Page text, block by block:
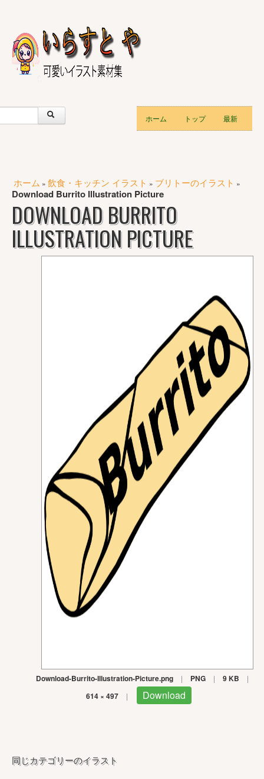
ホーム トップ 最新
ホーム » 飲食・キッチン イラスト » ブリトーのイラスト »
Download Burrito Illustration Picture
DOWNLOAD BURRITO
ILLUSTRATION PICTURE
Download-Burrito-Illustration-Picture.png | PNG | 9 KB |
614 × 497 | Download
同じカテゴリーのイラスト